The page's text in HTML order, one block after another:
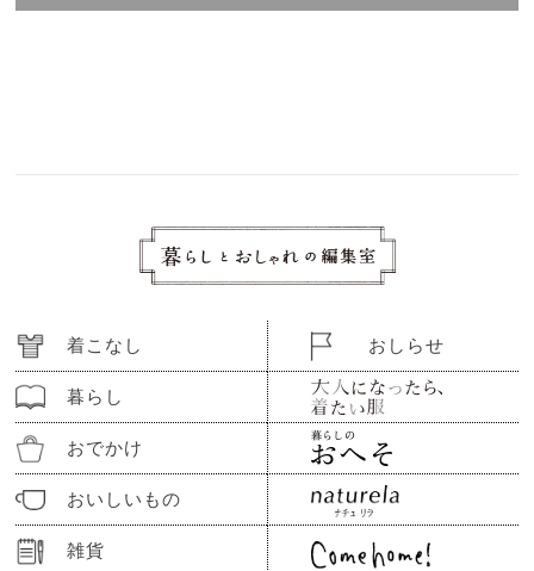
着こなし
暮らし
おでかけ
おいしいもの
雑貨
おしらせ